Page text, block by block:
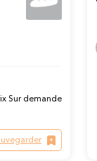
Sur demande